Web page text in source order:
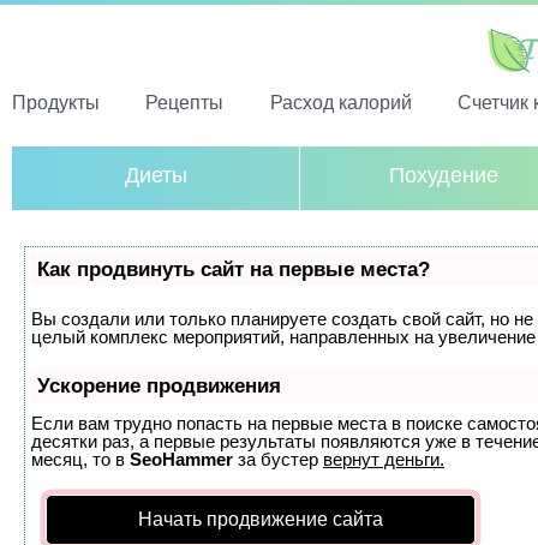
Продукты Рецепты Расход калорий Счетчик
Диеты Похудение
Как продвинуть сайт на первые места?
Вы создали или только планируете создать свой сайт, но
целый комплекс мероприятий, направленных на
Ускорение продвижения
Если вам трудно попасть на первые места в поиске
десятки раз, а первые результаты появляются уже в
месяц, то в SeoHammer за бустер вернут деньги.
Начать продвижение сайта